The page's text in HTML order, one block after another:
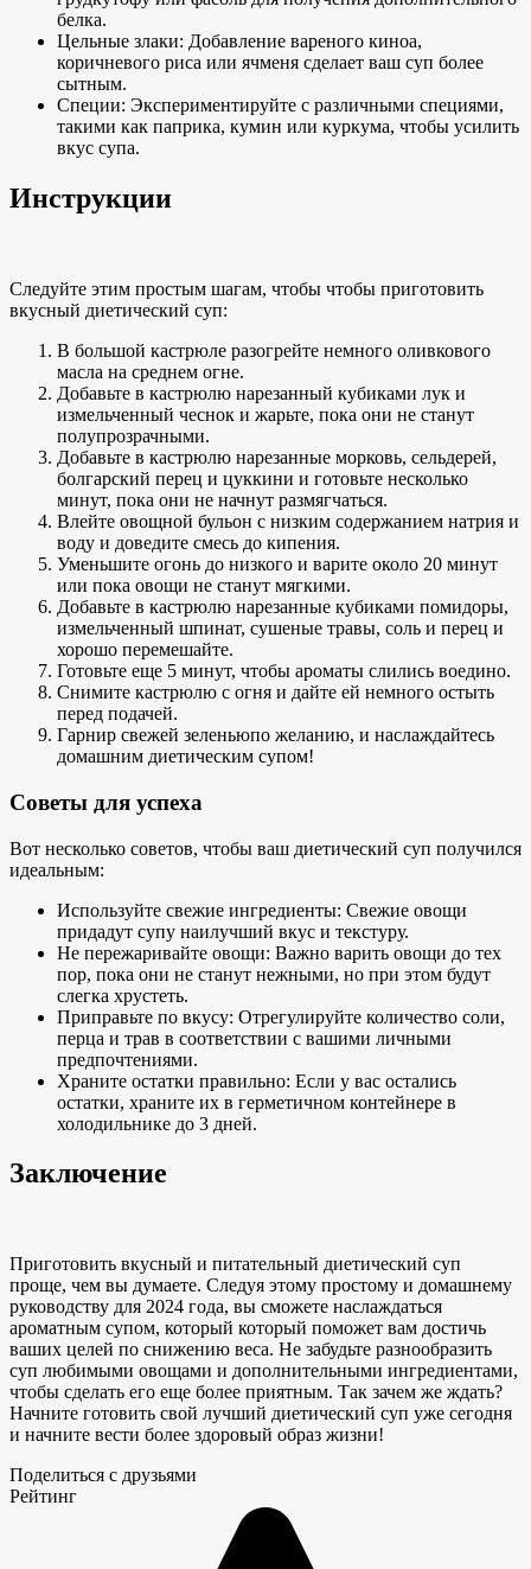
белка.
Цельные злаки: Добавление вареного киноа,
коричневого риса или ячменя сделает ваш суп более
сытным.
Специи: Экспериментируйте с различными специями,
такими как паприка, кумин или куркума, чтобы усилить
вкус супа.
Инструкции
Следуйте этим простым шагам, чтобы чтобы приготовить
вкусный диетический суп:
В большой кастрюле разогрейте немного оливкового
масла на среднем огне.
Добавьте в кастрюлю нарезанный кубиками лук и
измельченный чеснок и жарьте, пока они не станут
полупрозрачными.
Добавьте в кастрюлю нарезанные морковь, сельдерей,
болгарский перец и цуккини и готовьте несколько
минут, пока они не начнут размягчаться.
Влейте овощной бульон с низким содержанием натрия и
воду и доведите смесь до кипения.
Уменьшите огонь до низкого и варите около 20 минут
или пока овощи не станут мягкими.
Добавьте в кастрюлю нарезанные кубиками помидоры,
измельченный шпинат, сушеные травы, соль и перец и
хорошо перемешайте.
Готовьте еще 5 минут, чтобы ароматы слились воедино.
Снимите кастрюлю с огня и дайте ей немного остыть
перед подачей.
Гарнир свежей зеленьюпо желанию, и наслаждайтесь
домашним диетическим супом!
Советы для успеха
Вот несколько советов, чтобы ваш диетический суп получился
идеальным:
Используйте свежие ингредиенты: Свежие овощи
придадут супу наилучший вкус и текстуру.
Не пережаривайте овощи: Важно варить овощи до тех
пор, пока они не станут нежными, но при этом будут
слегка хрустеть.
Приправьте по вкусу: Отрегулируйте количество соли,
перца и трав в соответствии с вашими личными
предпочтениями.
Храните остатки правильно: Если у вас остались
остатки, храните их в герметичном контейнере в
холодильнике до 3 дней.
Заключение
Приготовить вкусный и питательный диетический суп
проще, чем вы думаете. Следуя этому простому и домашнему
руководству для 2024 года, вы сможете наслаждаться
ароматным супом, который который поможет вам достичь
ваших целей по снижению веса. Не забудьте разнообразить
суп любимыми овощами и дополнительными ингредиентами,
чтобы сделать его еще более приятным. Так зачем же ждать?
Начните готовить свой лучший диетический суп уже сегодня
и начните вести более здоровый образ жизни!
Поделиться с друзьями
Рейтинг